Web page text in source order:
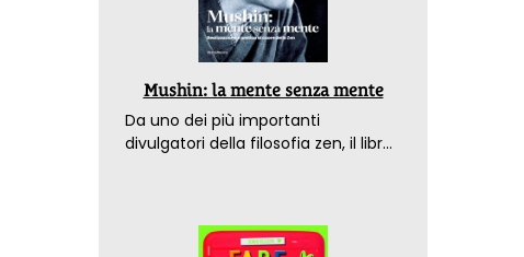
Mushin: la mente senza mente
Da uno dei più importanti
divulgatori della filosofia zen, il libro